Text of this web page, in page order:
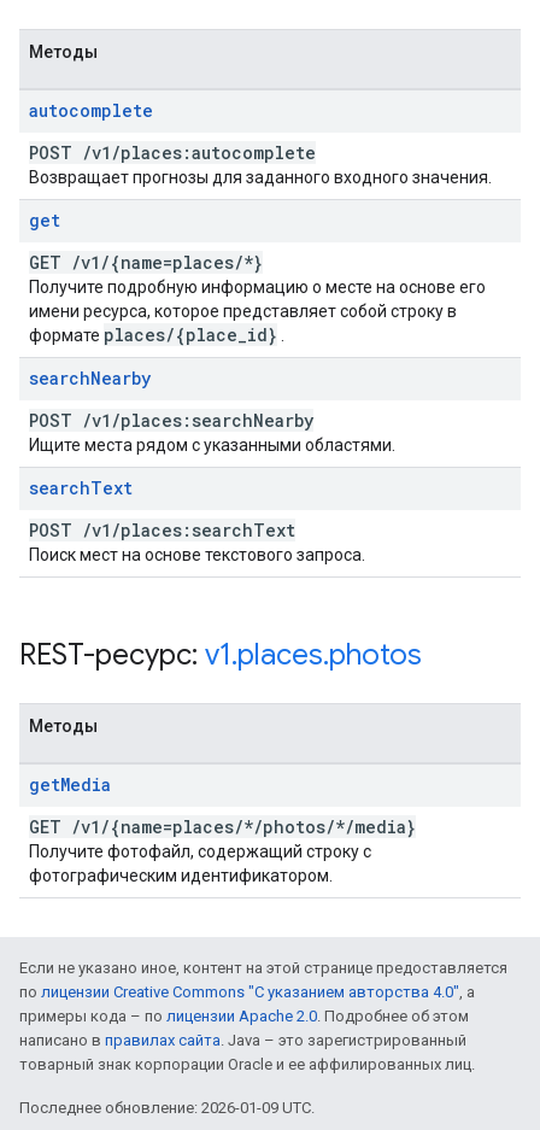
Методы
autocomplete
POST /v1 /places:autocomplete
Возвращает прогнозы для заданного входного значения.
get
GET /v1 /{name=places/*}
Получите подробную информацию о месте на основе его
имени ресурса, которое представляет собой строку в
формате places/{place id}
searchNearby
POST /v1 /places:searchNearby
Ищите места рядом с указанными областями.
searchText
POST /v1 /places:searchText
Поиск мест на основе текстового запроса.
REST-ресурс: v1.places.photos
Методы
getMedia
GET /v1 /{name=places/*/photos/*/media}
Получите фотофайл, содержащий строку с
фотографическим идентификатором.
Если не указано иное, контент на этой странице предоставляется
по лицензии Creative Commons "С указанием авторства 4.0", а
примеры кода – по лицензии Apache 2.0. Подробнее об этом
написано в правилах сайта. Java – это зарегистрированный
товарный знак корпорации Oracle и ее аффилированных лиц.
Последнее обновление: 2026-01-09 UTC.